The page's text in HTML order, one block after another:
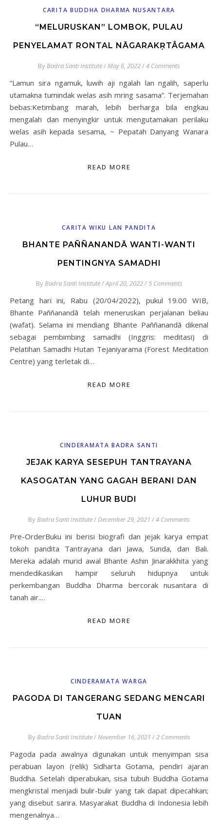
CARITA BUDDHA DHARMA NUSANTARA
“MELURUSKAN” LOMBOK, PULAU
PENYELAMAT RONTAL NĀGARAKṚTÂGAMA
ByBadra Santi Institute/May 6, 2022/4 Comments
“Lamun sira ngamuk, luwih aji ngalah lan ngalih, saperlu
utamakna tumindak welas asih mring sasama”. Terjemahan
bebas:Ketimbang marah, lebih berharga bila engkau
mengalah dan menyingkir untuk mengutamakan perilaku
welas asih kepada sesama, ~ Pepatah Danyang Wanara
Pulau…
READ MORE
CARITA WIKU LAN PANDITA
BHANTE PAÑÑANANDĀ WANTI-WANTI
PENTINGNYA SAMADHI
ByBadra Santi Institute/April 20, 2022/5 Comments
Petang hari ini, Rabu (20/04/2022), pukul 19.00 WIB,
Bhante Paññanandā telah meneruskan perjalanan beliau
(wafat). Selama ini mendiang Bhante Paññanandā dikenal
sebagai pembimbing samadhi (Inggris: meditasi) di
Pelatihan Samadhi Hutan Tejaniyarama (Forest Meditation
Centre) yang terletak di…
READ MORE
CINDERAMATA BADRA SANTI
JEJAK KARYA SESEPUH TANTRAYANA
KASOGATAN YANG GAGAH BERANI DAN
LUHUR BUDI
ByBadra Santi Institute/December 29, 2021 /4 Comments
Pre-OrderBuku ini berisi biografi dan jejak karya empat
tokoh pandita Tantrayana dari Jawa, Sunda, dan Bali.
Mereka adalah murid awal Bhante Ashin Jinarakkhita yang
mendedikasikan hampir seluruh hidupnya untuk
perkembangan Buddha Dharma bercorak nusantara di
tanah air.…
READ MORE
CINDERAMATA WARGA
PAGODA DI TANGERANG SEDANG MENCARI
TUAN
ByBadra Santi Institute/November 16, 2021 /2 Comments
Pagoda pada awalnya digunakan untuk menyimpan sisa
perabuan layon (relik) Sidharta Gotama, pendiri ajaran
Buddha. Setelah diperabukan, sisa tubuh Buddha Gotama
mengkristal menjadi bulir-bulir yang tak dapat dipecahkan;
yang disebut sarira. Masyarakat Buddha di Indonesia lebih
mengenalnya…